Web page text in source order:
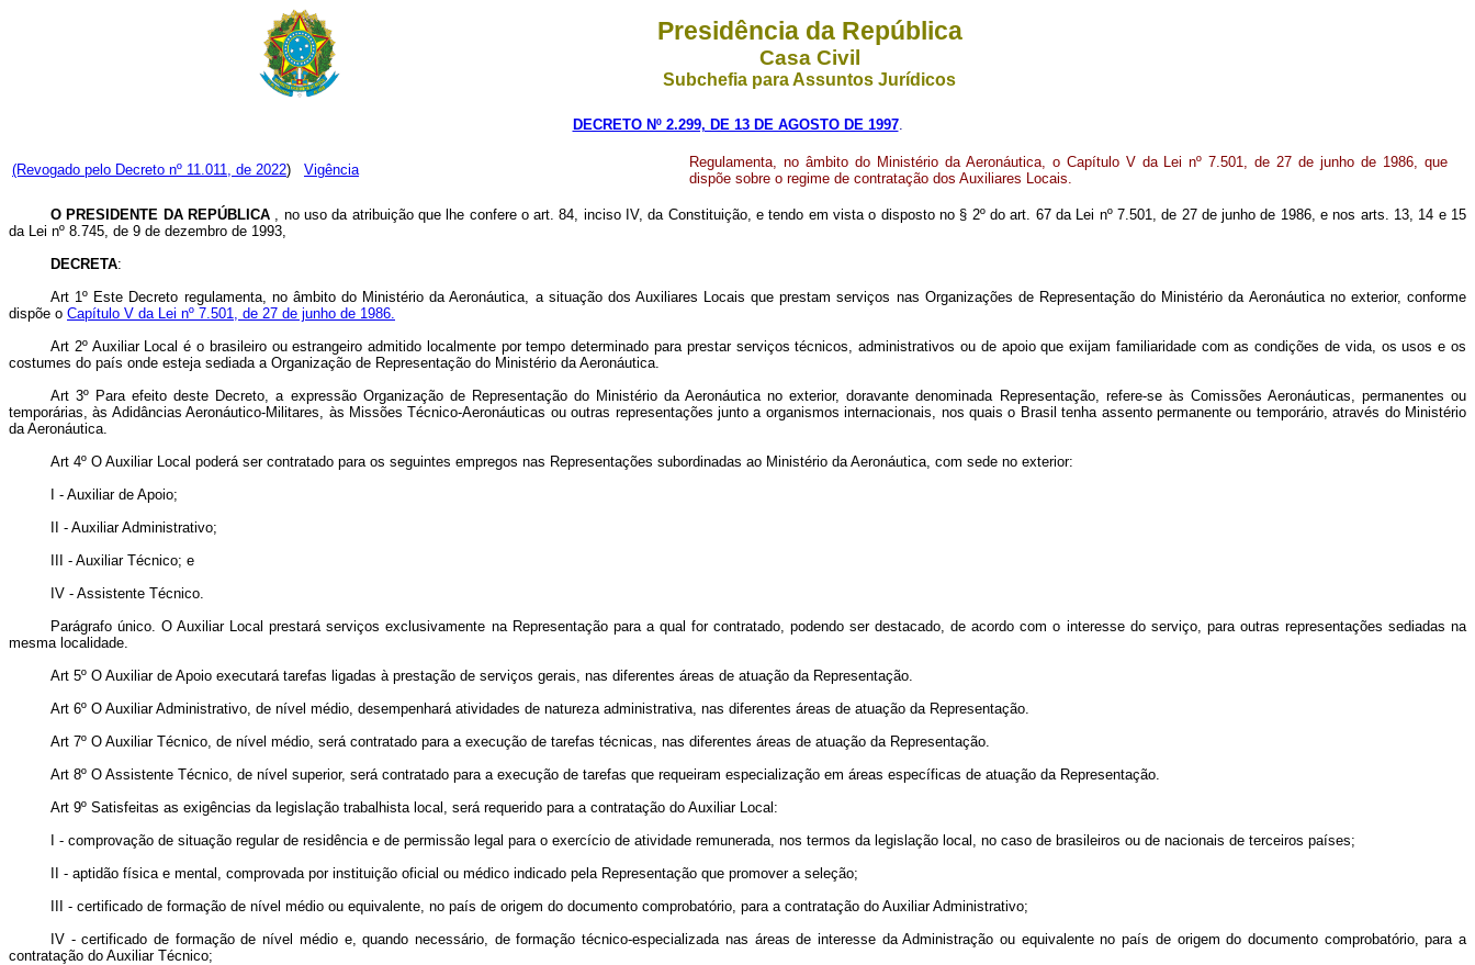
Presidência da República
Casa Civil
Subchefia para Assuntos Jurídicos
DECRETO Nº 2.299, DE 13 DE AGOSTO DE 1997.
(Revogado pelo Decreto nº 11.011, de 2022) Vigência
Regulamenta, no âmbito do Ministério da Aeronáutica, o Capítulo V da Lei nº 7.501, de 27 de junho de 1986, que
dispõe sobre o regime de contratação dos Auxiliares Locais.
O PRESIDENTE DA REPÚBLICA, no uso da atribuição que lhe confere o art. 84, inciso IV, da Constituição, e tendo em vista o disposto no § 2º do art. 67 da Lei nº 7.501, de 27 de junho de 1986, e nos arts. 13, 14 e 15
da Lei nº 8.745, de 9 de dezembro de 1993,
DECRETA:
Art 1º Este Decreto regulamenta, no âmbito do Ministério da Aeronáutica, a situação dos Auxiliares Locais que prestam serviços nas Organizações de Representação do Ministério da Aeronáutica no exterior, conforme
dispõe o Capítulo V da Lei nº 7.501, de 27 de junho de 1986.
Art 2º Auxiliar Local é o brasileiro ou estrangeiro admitido localmente por tempo determinado para prestar serviços técnicos, administrativos ou de apoio que exijam familiaridade com as condições de vida, os usos e os
costumes do país onde esteja sediada a Organização de Representação do Ministério da Aeronáutica.
Art 3º Para efeito deste Decreto, a expressão Organização de Representação do Ministério da Aeronáutica no exterior, doravante denominada Representação, refere-se às Comissões Aeronáuticas, permanentes ou
temporárias, às Adidâncias Aeronáutico-Militares, às Missões Técnico-Aeronáuticas ou outras representações junto a organismos internacionais, nos quais o Brasil tenha assento permanente ou temporário, através do Ministério
da Aeronáutica.
Art 4º O Auxiliar Local poderá ser contratado para os seguintes empregos nas Representações subordinadas ao Ministério da Aeronáutica, com sede no exterior:
I - Auxiliar de Apoio;
II - Auxiliar Administrativo;
III - Auxiliar Técnico; e
IV - Assistente Técnico.
Parágrafo único. O Auxiliar Local prestará serviços exclusivamente na Representação para a qual for contratado, podendo ser destacado, de acordo com o interesse do serviço, para outras representações sediadas na
mesma localidade.
Art 5º O Auxiliar de Apoio executará tarefas ligadas à prestação de serviços gerais, nas diferentes áreas de atuação da Representação.
Art 6º O Auxiliar Administrativo, de nível médio, desempenhará atividades de natureza administrativa, nas diferentes áreas de atuação da Representação.
Art 7º O Auxiliar Técnico, de nível médio, será contratado para a execução de tarefas técnicas, nas diferentes áreas de atuação da Representação.
Art 8º O Assistente Técnico, de nível superior, será contratado para a execução de tarefas que requeiram especialização em áreas específicas de atuação da Representação.
Art 9º Satisfeitas as exigências da legislação trabalhista local, será requerido para a contratação do Auxiliar Local:
I - comprovação de situação regular de residência e de permissão legal para o exercício de atividade remunerada, nos termos da legislação local, no caso de brasileiros ou de nacionais de terceiros países;
II - aptidão física e mental, comprovada por instituição oficial ou médico indicado pela Representação que promover a seleção;
III - certificado de formação de nível médio ou equivalente, no país de origem do documento comprobatório, para a contratação do Auxiliar Administrativo;
IV - certificado de formação de nível médio e, quando necessário, de formação técnico-especializada nas áreas de interesse da Administração ou equivalente no país de origem do documento comprobatório, para a
contratação do Auxiliar Técnico;